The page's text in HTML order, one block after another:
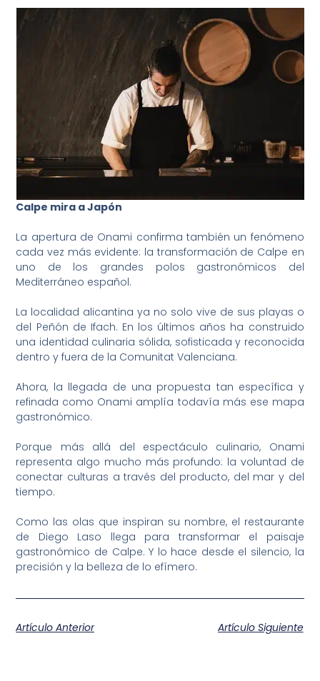
Calpe mira a Japón
La apertura de Onami confirma también un fenómeno
cada vez más evidente: la transformación de Calpe en
uno de los grandes polos gastronómicos del
Mediterráneo español.
La localidad alicantina ya no solo vive de sus playas o
del Peñón de Ifach. En los últimos años ha construido
una identidad culinaria sólida, sofisticada y reconocida
dentro y fuera de la Comunitat Valenciana.
Ahora, la llegada de una propuesta tan específica y
refinada como Onami amplía todavía más ese mapa
gastronómico.
Porque más allá del espectáculo culinario, Onami
representa algo mucho más profundo: la voluntad de
conectar culturas a través del producto, del mar y del
tiempo.
Como las olas que inspiran su nombre, el restaurante
de Diego Laso llega para transformar el paisaje
gastronómico de Calpe. Y lo hace desde el silencio, la
precisión y la belleza de lo efímero.
Artículo Anterior Artículo Siguiente